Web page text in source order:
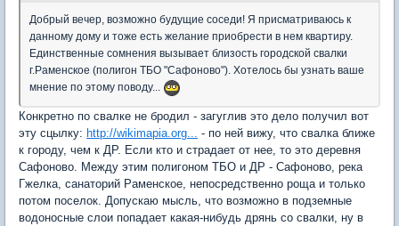
Добрый вечер, возможно будущие соседи! Я присматриваюсь к
данному дому и тоже есть желание приобрести в нем квартиру.
Единственные сомнения вызывает близость городской свалки
г.Раменское (полигон ТБО "Сафоново"). Хотелось бы узнать ваше
мнение по этому поводу...
Конкретно по свалке не бродил - загуглив это дело получил вот
эту сцылку: http://wikimapia.org... - по ней вижу, что свалка ближе
к городу, чем к ДР. Если кто и страдает от нее, то это деревня
Сафоново. Между этим полигоном ТБО и ДР - Сафоново, река
Гжелка, санаторий Раменское, непосредственно роща и только
потом поселок. Допускаю мысль, что возможно в подземные
водоносные слои попадает какая-нибудь дрянь со свалки, ну в